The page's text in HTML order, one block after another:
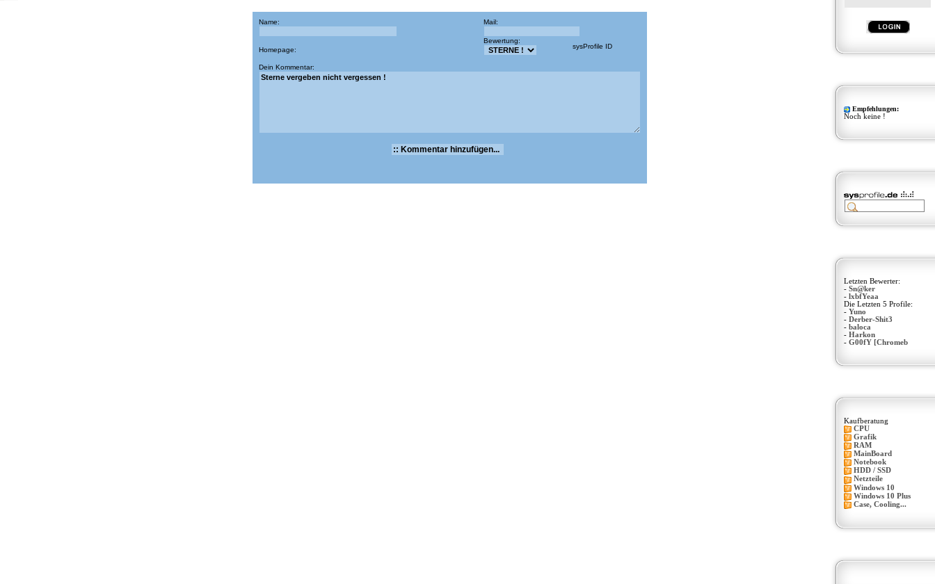
Name: Mail:
Homepage:
Bewertung:
sysProfile ID
Dein Kommentar:
Empfehlungen:
Noch keine !
Letzten Bewerter:
- Sn@ker
- lxbfYeaa
Die Letzten 5 Profile:
- Yuno
- Derber-Shit3
- baloca
- Harkon
- G00fY [Chromeb
Kaufberatung
CPU
Grafik
RAM
MainBoard
Notebook
HDD / SSD
Netzteile
Windows 10
Windows 10 Plus
Case, Cooling...